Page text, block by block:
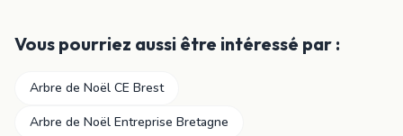
Vous pourriez aussi être intéressé par :
Arbre de Noël CE Brest
Arbre de Noël Entreprise Bretagne